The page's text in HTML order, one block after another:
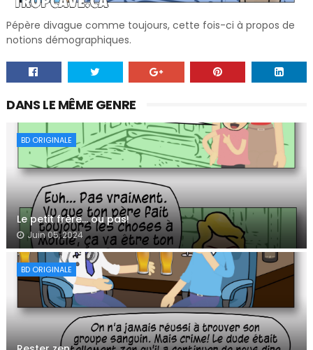
Pépère divague comme toujours, cette fois-ci à propos de
notions démographiques.
DANS LE MÊME GENRE
BD ORIGINALE
Le petit frère… ou pas!
Juin 05, 2024
BD ORIGINALE